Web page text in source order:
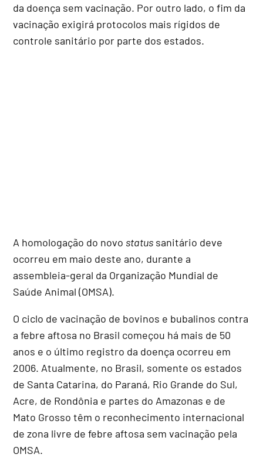
da doença sem vacinação. Por outro lado, o fim da
vacinação exigirá protocolos mais rígidos de
controle sanitário por parte dos estados.
A homologação do novo status sanitário deve
ocorreu em maio deste ano, durante a
assembleia-geral da Organização Mundial de
Saúde Animal (OMSA).
O ciclo de vacinação de bovinos e bubalinos contra
a febre aftosa no Brasil começou há mais de 50
anos e o último registro da doença ocorreu em
2006. Atualmente, no Brasil, somente os estados
de Santa Catarina, do Paraná, Rio Grande do Sul,
Acre, de Rondônia e partes do Amazonas e de
Mato Grosso têm o reconhecimento internacional
de zona livre de febre aftosa sem vacinação pela
OMSA.